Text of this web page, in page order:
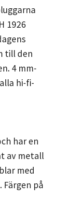
1926
till den
4 mm-
hi-fi-
har en
av metall
med
Färgen på
vit.